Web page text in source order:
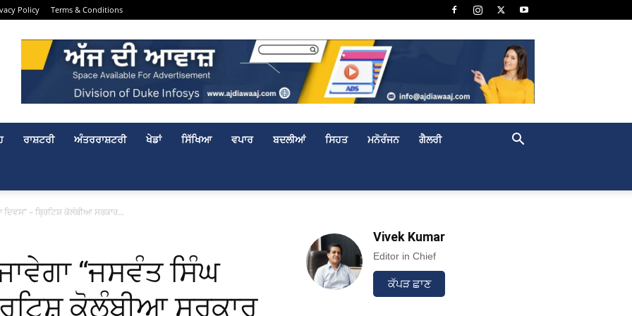
Policy Terms & Conditions
ਰਾਸ਼ਟਰੀ ਅੰਤਰਰਾਸ਼ਟਰੀ ਖੇਡਾਂ ਸਿੱਖਿਆ ਵਪਾਰ ਬਦਲੀਆਂ ਸਿਹਤ ਮਨੋਰੰਜਨ ਗੈਲਰੀ
– ਬ੍ਰਿਟਿਸ਼ ਕੋਲੰਬੀਆ ਸਰਕਾਰ...
“ਜਸਵੰਤ ਸਿੰਘ
ਕੋਲੰਬੀਆ ਸਰਕਾਰ
Vivek Kumar
Editor in Chief
ਕੱਪੜ ਛਾਣ